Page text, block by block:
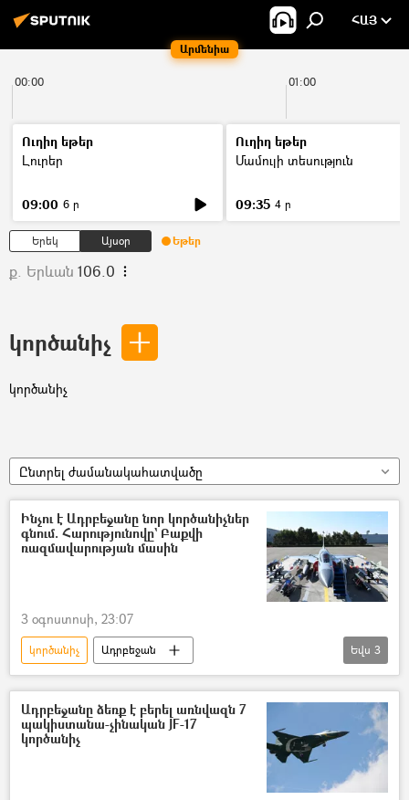
Արմենիա
ՀԱՅ
00:00 01:00
Ուղիղ եթեր
Լուրեր
09:00 6 ր
Ուղիղ եթեր
Մամուլի տեսություն
09:35 4 ր
Երեկ Այսօր Եթեր
ք. Երևան 106.0
կործանիչ
կործանիչ
Ընտրել ժամանակահատվածը
Ինչու է Ադրբեջանը նոր կործանիչներ
գնում. Հարությունովը` Բաքվի
ռազմավարության մասին
3 օգոստոսի, 23:07
կործանիչ
Ադրբեջան
Դավիթ Հարությունով (ռազմական փորձագետ)
Հայաստան
Զենք
Եվս 3
Ադրբեջանը ձեռք է բերել առնվազն 7
պակիստանա-չինական JF-17
կործանիչ